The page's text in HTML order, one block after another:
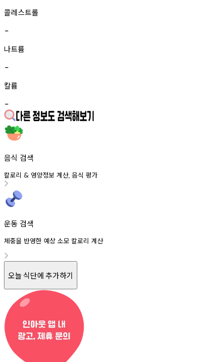
콜레스트롤
-
나트륨
-
칼륨
-
음식 검색
칼로리 & 영양정보 계산, 음식 평가
운동 검색
체중을 반영한 예상 소모 칼로리 계산
오늘 식단에 추가하기